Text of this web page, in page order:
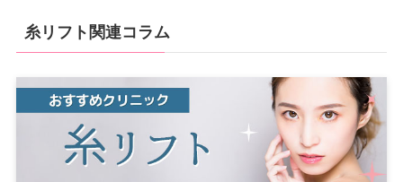
糸リフト関連コラム